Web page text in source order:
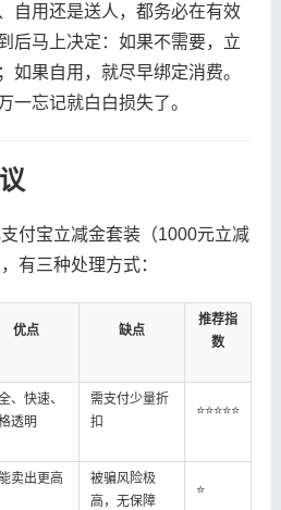
自用还是送人，都务必在有效
后马上决定：如果不需要，立
如果自用，就尽早绑定消费。
一忘记就白白损失了。
付宝立减金套装（1000元立减
有三种处理方式：
优点 缺点
推荐指
数
、快速、
透明
需支付少量折
扣
⭐⭐⭐⭐⭐
卖出更高
被骗风险极
高，无保障
⭐